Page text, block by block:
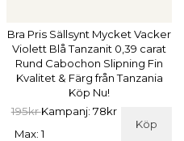
Bra Pris Sällsynt Mycket Vacker
Violett Blå Tanzanit 0,39 carat
Rund Cabochon Slipning Fin
Kvalitet & Färg från Tanzania
Köp Nu!
195krKampanj: 78kr
Köp
Max: 1